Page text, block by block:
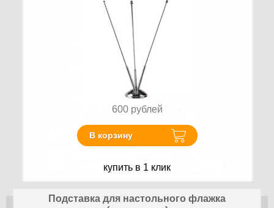
600 рублей
В корзину
купить в 1 клик
Подставка для настольного флажка